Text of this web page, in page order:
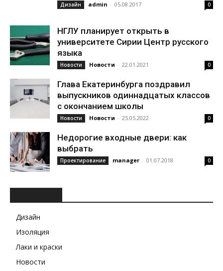
Дизайн admin - 05.08.2017 0
НГЛУ планирует открыть в
университете Сирии Центр русского
языка
Новости Новости - 22.01.2021 0
Глава Екатеринбурга поздравил
выпускников одиннадцатых классов
с окончанием школы
Новости Новости - 25.05.2022 0
Недорогие входные двери: как
выбрать
Проектирование manager - 01.07.2018 0
Дизайн
Изоляция
Лаки и краски
Новости